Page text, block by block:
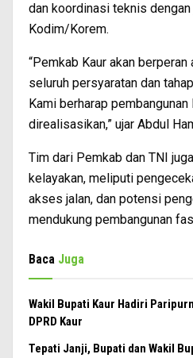
dan koordinasi teknis
Kodim/Korem.
“Pemkab Kaur akan
seluruh persyaratan dan
Kami berharap
direalisasikan,” ujar Abdul
Tim dari Pemkab dan TNI
kelayakan, meliputi
akses jalan, dan potensi
mendukung pembangunan
Baca Juga
Wakil Bupati Kaur Hadiri
DPRD Kaur
Tepati Janji, Bupati dan Wakil